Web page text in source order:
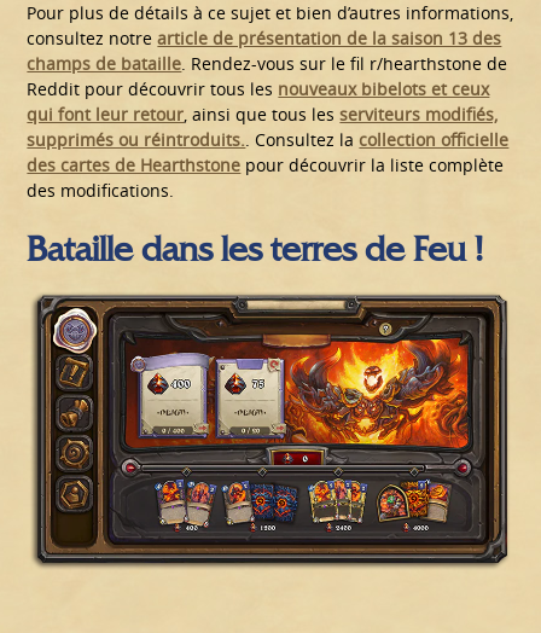
Pour plus de détails à ce sujet et bien d’autres informations,
consultez notrearticle de présentation de la saison 13 des
champs de bataille. Rendez-vous sur le fil r/hearthstone de
Reddit pour découvrir tous les nouveaux bibelots et ceux
qui font leur retour, ainsi que tous lesserviteurs modifiés,
supprimés ou réintroduits.. Consultez lacollection officielle
des cartes de Hearthstone pour découvrir la liste complète
des modifications.
Bataille dans les terres de Feu !